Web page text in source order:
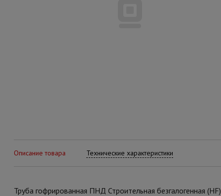
Описание товара Технические характеристики
Труба гофрированная ПНД Строительная безгалогенная